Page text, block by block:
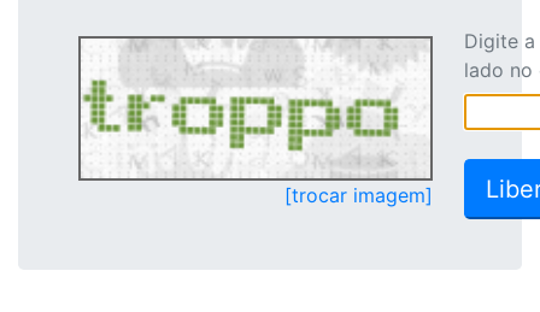
[trocar imagem]
Digite
lado no